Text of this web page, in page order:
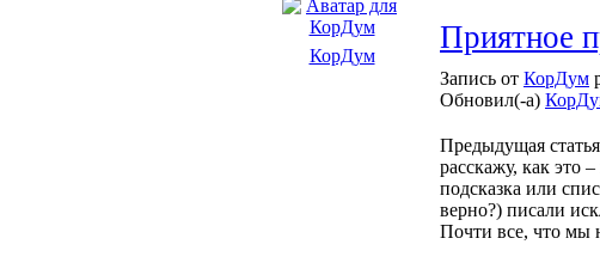
КорДум
Приятное
Запись от КорДум
Обновил(-а)
Предыдущая
расскажу, как это
подсказка или
верно?) писали
Почти все, что мы